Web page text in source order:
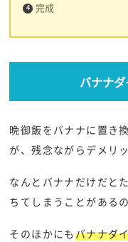
完成
バナナ
晩御飯をバナナに置き
が、残念ながらデメリ
なんとバナナだけだと
ちてしまうことがあるの
そのほかにも バナナダ